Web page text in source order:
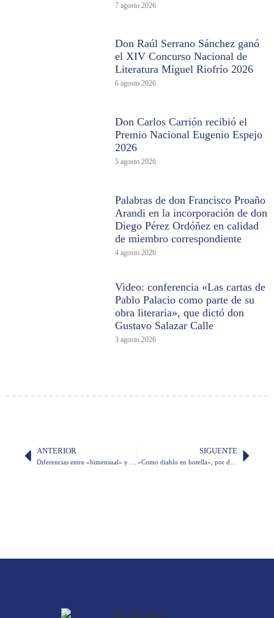
7 agosto 2026
Don Raúl Serrano Sánchez ganó
el XIV Concurso Nacional de
Literatura Miguel Riofrío 2026
6 agosto 2026
Don Carlos Carrión recibió el
Premio Nacional Eugenio Espejo
2026
5 agosto 2026
Palabras de don Francisco Proaño
Arandi en la incorporación de don
Diego Pérez Ordóñez en calidad
de miembro correspondiente
4 agosto 2026
Video: conferencia «Las cartas de
Pablo Palacio como parte de su
obra literaria», que dictó don
Gustavo Salazar Calle
3 agosto 2026
ANTERIOR SIGUENTE